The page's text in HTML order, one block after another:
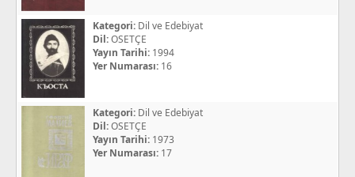
Kategori: Dil ve Edebiyat
Dil:OSETÇE
Yayın Tarihi: 1994
Yer Numarası: 16
Kategori: Dil ve Edebiyat
Dil:OSETÇE
Yayın Tarihi: 1973
Yer Numarası: 17